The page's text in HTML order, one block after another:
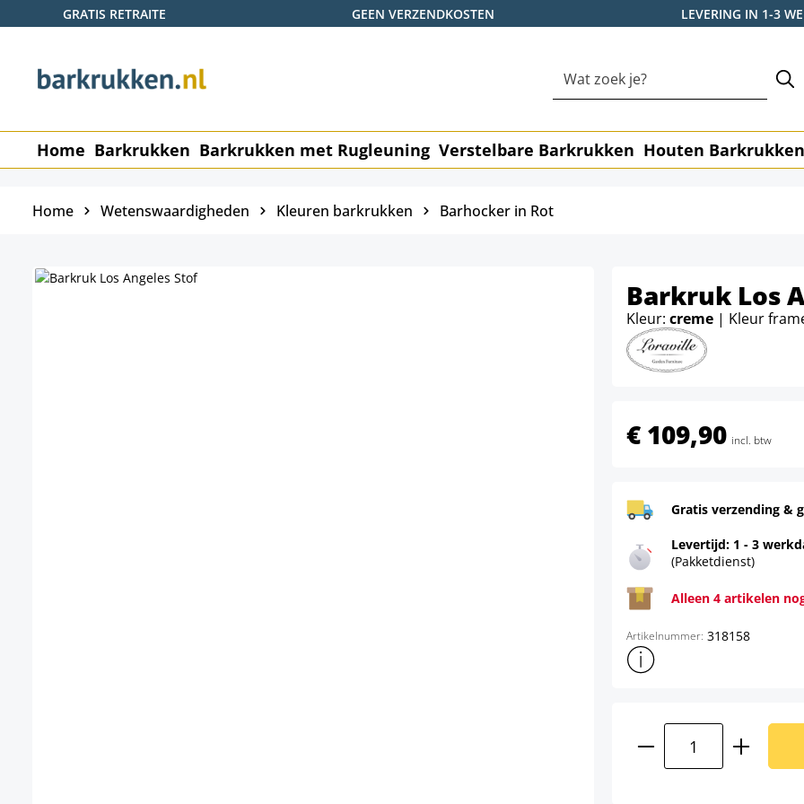
de hoofdinhoud
Ga naar de zoekopdracht
Ga naar de hoofdnavigatie
GRATIS RETRAITE GEEN VERZENDKOSTEN LEVERING IN 1-3
Home Barkrukken Barkrukken met Rugleuning Verstelbare Barkrukken Houten Barkrukken
Home Wetenswaardigheden Kleuren barkrukken Barhocker in Rot
Barkruk Los
Kleur: creme | Kleur
€ 109,90 incl. btw
Gratis verzending &
Levertijd: 1 - 3
(Pakketdienst)
Alleen 4 artikelen
Artikelnummer: 318158
Toon meer productinformatie